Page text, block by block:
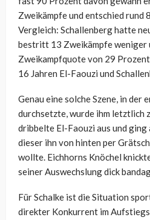
Zweikämpfe und entschied rund
Vergleich: Schallenberg hatte
bestritt 13 Zweikämpfe weniger
Zweikampfquote von 29
16 Jahren El-Faouzi und
Genau eine solche Szene, in der
durchsetzte, wurde ihm letztlich
dribbelte El-Faouzi aus und ging
dieser ihn von hinten per
wollte. Eichhorns Knöchel
seiner Auswechslung dick
Für Schalke ist die Situation
direkter Konkurrent im